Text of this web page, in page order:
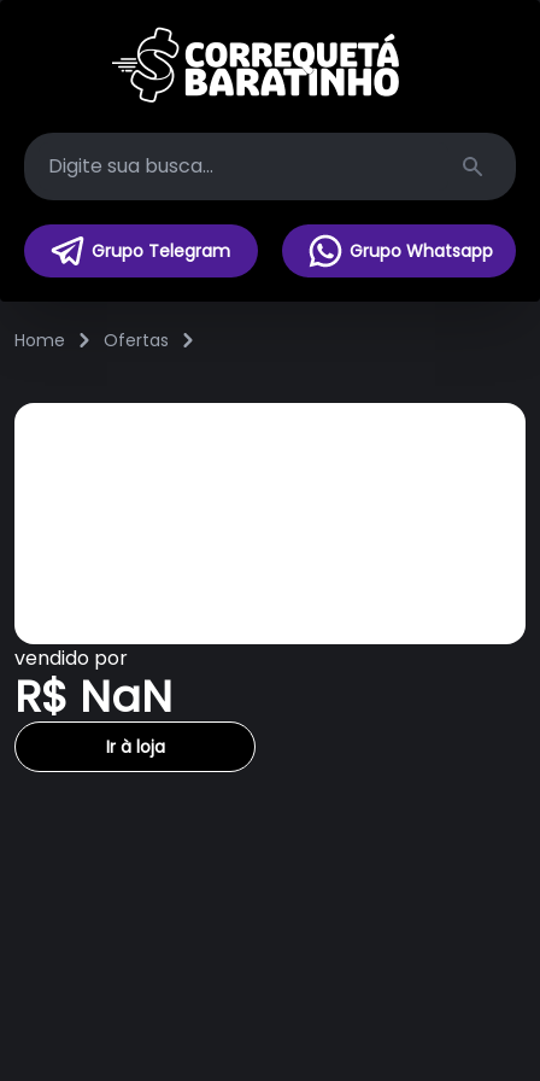
Search
Grupo Telegram Grupo Whatsapp
Home Ofertas
vendido por
R$ NaN
Ir à loja